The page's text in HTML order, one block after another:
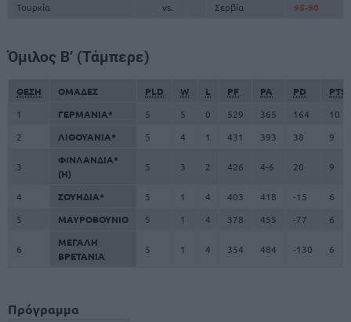
Τουρκία
vs. Σερβία 95-90
Όμιλος B’ (Τάμπερε)
ΘΕΣΗ ΟΜΑΔΕΣ PLD W L PF PA PD
PTS
1
ΓΕΡΜΑΝΙΑ* 5 5 0 529 365 164
10
2
ΛΙΘΟΥΑΝΙΑ* 5 4 1 431 393 38 9
3
ΦΙΝΛΑΝΔΙΑ*
(H)
5 3 2 426 4-6 20 9
4 ΣΟΥΗΔΙΑ* 5 1 4 403 418 -15
6
5
ΜΑΥΡΟΒΟΥΝΙΟ 5 1 4 378 455 -77 6
6
ΜΕΓΑΛΗ
ΒΡΕΤΑΝΙΑ
5 1 4 354 484 -130 6
Πρόγραμμα